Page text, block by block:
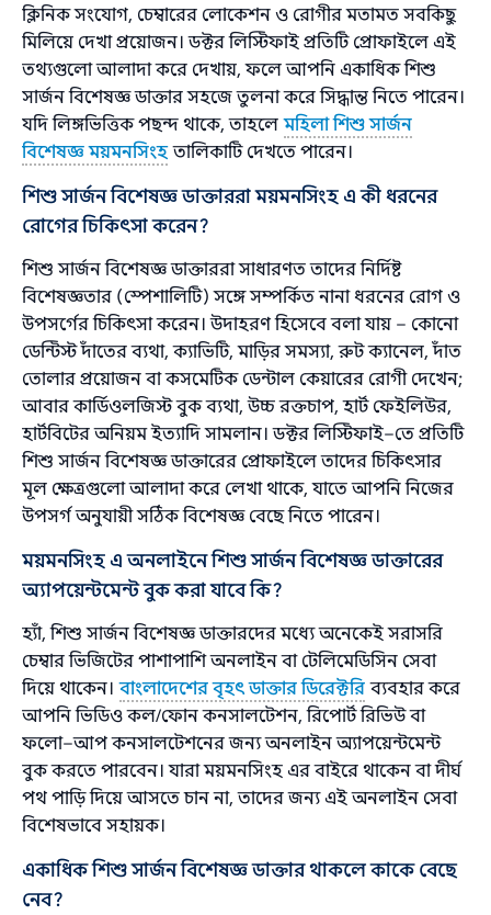
ক্লিনিক সংযোগ, চেম্বারের লোকেশন ও রোগীর মতামত সবকিছু
মিলিয়ে দেখা প্রয়োজন। ডক্টর লিস্টিফাই প্রতিটি প্রোফাইলে এই
তথ্যগুলো আলাদা করে দেখায়, ফলে আপনি একাধিক শিশু
সার্জন বিশেষজ্ঞ ডাক্তার সহজে তুলনা করে সিদ্ধান্ত নিতে পারেন।
যদি লিঙ্গভিত্তিক পছন্দ থাকে, তাহলেমহিলা শিশু সার্জন
বিশেষজ্ঞ ময়মনসিংহতালিকাটি দেখতে পারেন।
শিশু সার্জন বিশেষজ্ঞ ডাক্তাররা ময়মনসিংহ এ কী ধরনের
রোগের চিকিৎসা করেন?
শিশু সার্জন বিশেষজ্ঞ ডাক্তাররা সাধারণত তাদের নির্দিষ্ট
বিশেষজ্ঞতার (স্পেশালিটি) সঙ্গে সম্পর্কিত নানা ধরনের রোগ ও
উপসর্গের চিকিৎসা করেন। উদাহরণ হিসেবে বলা যায় – কোনো
ডেন্টিস্ট দাঁতের ব্যথা, ক্যাভিটি, মাড়ির সমস্যা, রুট ক্যানেল, দাঁত
তোলার প্রয়োজন বা কসমেটিক ডেন্টাল কেয়ারের রোগী দেখেন;
আবার কার্ডিওলজিস্ট বুক ব্যথা, উচ্চ রক্তচাপ, হার্ট ফেইলিউর,
হার্টবিটের অনিয়ম ইত্যাদি সামলান। ডক্টর লিস্টিফাই–তে প্রতিটি
শিশু সার্জন বিশেষজ্ঞ ডাক্তারের প্রোফাইলে তাদের চিকিৎসার
মূল ক্ষেত্রগুলো আলাদা করে লেখা থাকে, যাতে আপনি নিজের
উপসর্গ অনুযায়ী সঠিক বিশেষজ্ঞ বেছে নিতে পারেন।
ময়মনসিংহ এ অনলাইনে শিশু সার্জন বিশেষজ্ঞ ডাক্তারের
অ্যাপয়েন্টমেন্ট বুক করা যাবে কি?
হ্যাঁ, শিশু সার্জন বিশেষজ্ঞ ডাক্তারদের মধ্যে অনেকেই সরাসরি
চেম্বার ভিজিটের পাশাপাশি অনলাইন বা টেলিমেডিসিন সেবা
দিয়ে থাকেন।বাংলাদেশের বৃহৎ ডাক্তার ডিরেক্টরি ব্যবহার করে
আপনি ভিডিও কল/ফোন কনসালটেশন, রিপোর্ট রিভিউ বা
ফলো–আপ কনসালটেশনের জন্য অনলাইন অ্যাপয়েন্টমেন্ট
বুক করতে পারবেন। যারা ময়মনসিংহ এর বাইরে থাকেন বা দীর্ঘ
পথ পাড়ি দিয়ে আসতে চান না, তাদের জন্য এই অনলাইন সেবা
বিশেষভাবে সহায়ক।
একাধিক শিশু সার্জন বিশেষজ্ঞ ডাক্তার থাকলে কাকে বেছে
নেব?